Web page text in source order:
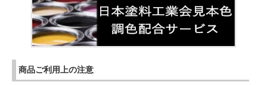
商品ご利用上の注意